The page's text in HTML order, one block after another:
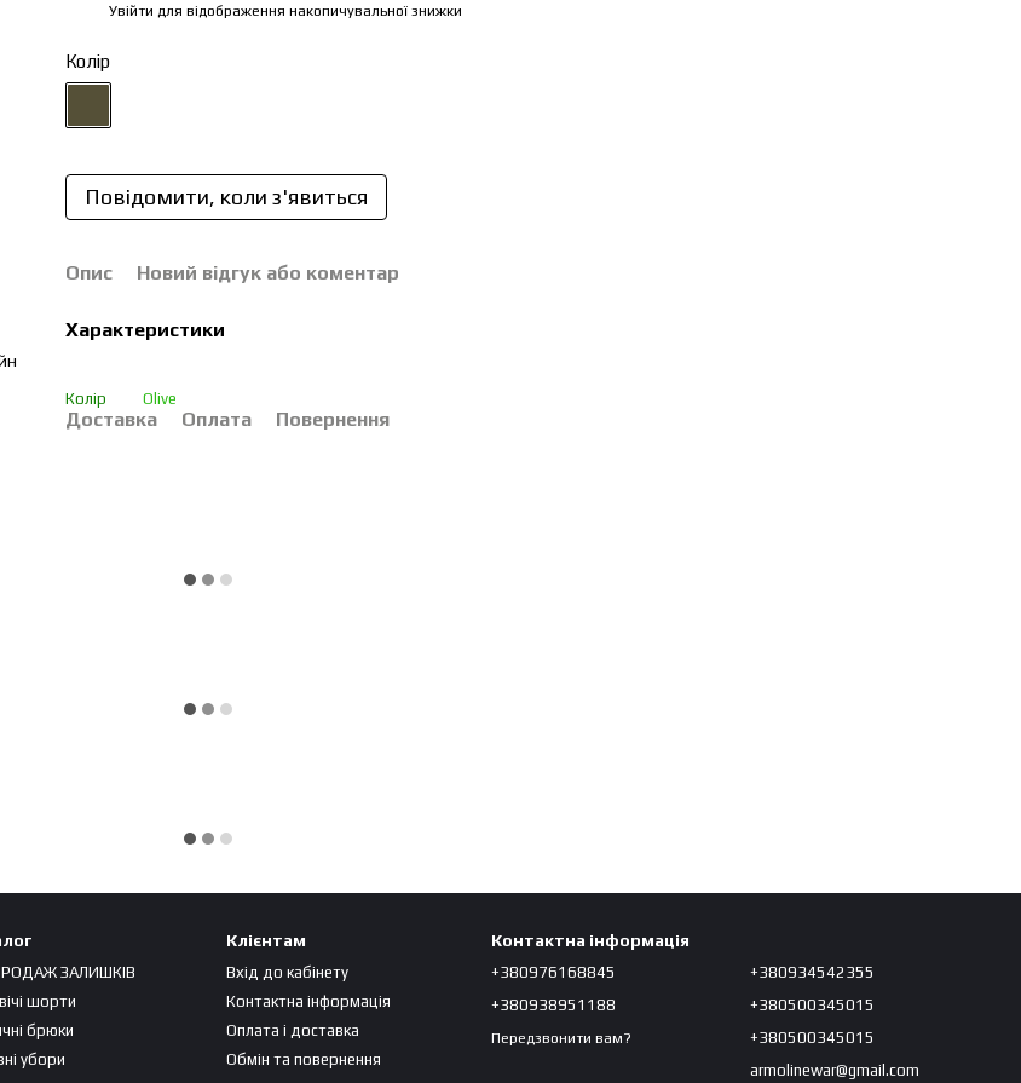
Увійти для відображення накопичувальної знижки
Колір
Повідомити, коли з'явиться
Опис Новий відгук або коментар
Характеристики
Колір Olive
Доставка Оплата Повернення
ЗАЛИШКІВ
шорти
брюки
убори
Клієнтам
Вхід до кабінету
Контактна інформація
Оплата і доставка
Обмін та повернення
Контактна інформація
+380976168845
+380938951188
Передзвонити вам?
+380934542355
+380500345015
+380500345015
armolinewar@gmail.com